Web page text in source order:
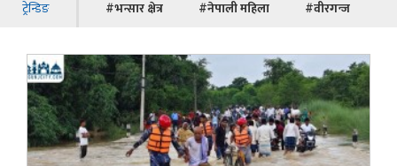
ट्रेन्डिङ #भन्सार क्षेत्र #नेपाली महिला #वीरगन्ज